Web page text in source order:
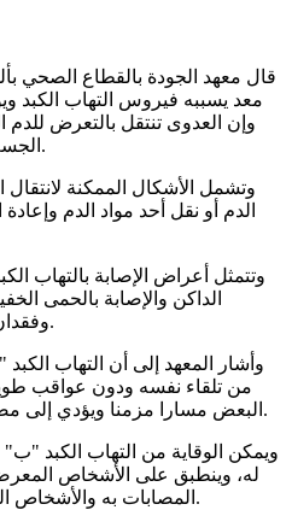
قال معهد الجودة بالقطاع الصحي
معد يسببه فيروس التهاب الكبد
وإن العدوى تنتقل بالتعرض للدم
الجسم التي تحتوي على الدم الملوث.
وتشمل الأشكال الممكنة
الدم أو نقل أحد مواد الدم وإعادة
وتتمثل أعراض الإصابة بالتهاب
الداكن والإصابة بالحمى
وفقدان الشهية واعتلال الصحة العامة.
وأشار المعهد إلى أن التهاب
من تلقاء نفسه ودون عواقب
البعض مسارا مزمنا ويؤدي إلى مضاعفات خطيرة مثل تليف الكبد.
ويمكن الوقاية من التهاب الكبد
له، وينطبق على الأشخاص
المصابات به والأشخاص المخالطين للمرضى المصابين به.